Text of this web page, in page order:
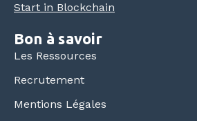
Start in Blockchain
Bon à savoir
Les Ressources
Recrutement
Mentions Légales